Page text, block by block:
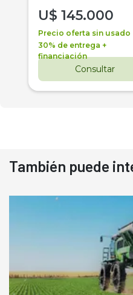
U$ 145.000
Precio oferta sin usado
30% de entrega +
financiación
Consultar
También puede